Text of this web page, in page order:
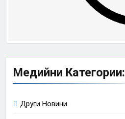
Медийни Категории:
Други Новини